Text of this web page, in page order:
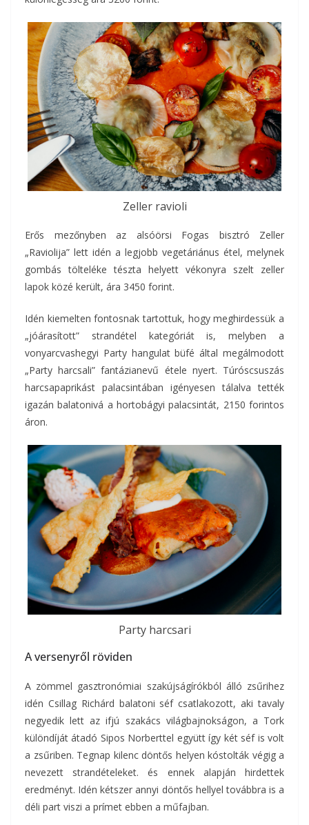
Zeller ravioli
Erős mezőnyben az alsóörsi Fogas bisztró Zeller
„Raviolija” lett idén a legjobb vegetáriánus étel, melynek
gombás tölteléke tészta helyett vékonyra szelt zeller
lapok közé került, ára 3450 forint.
Idén kiemelten fontosnak tartottuk, hogy meghirdessük a
„jóárasított” strandétel kategóriát is, melyben a
vonyarcvashegyi Party hangulat büfé által megálmodott
„Party harcsali” fantázianevű étele nyert. Túróscsuszás
harcsapaprikást palacsintában igényesen tálalva tették
igazán balatonivá a hortobágyi palacsintát, 2150 forintos
áron.
Party harcsari
A versenyről röviden
A zömmel gasztronómiai szakújságírókból álló zsűrihez
idén Csillag Richárd balatoni séf csatlakozott, aki tavaly
negyedik lett az ifjú szakács világbajnokságon, a Tork
különdíját átadó Sipos Norberttel együtt így két séf is volt
a zsűriben. Tegnap kilenc döntős helyen kóstolták végig a
nevezett strandételeket. és ennek alapján hirdettek
eredményt. Idén kétszer annyi döntős hellyel továbbra is a
déli part viszi a prímet ebben a műfajban.